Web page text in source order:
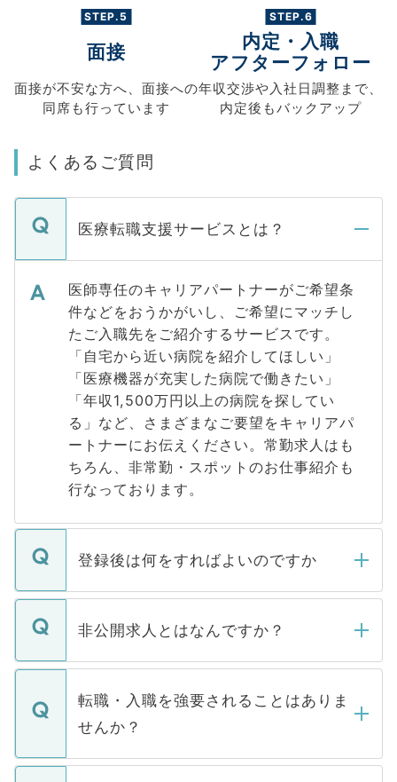
STEP.5
面接
面接が不安な方へ、 面接への
同席も行っています
STEP.6
内定・入職
アフターフォロー
年収交渉や 入社日調整まで、
内定後もバックアップ
よくあるご質問
医療転職支援サービスとは？
医師専任のキャリアパートナーがご希望条
件などをおうかがいし、ご希望にマッチし
たご入職先をご紹介するサービスです。
「自宅から近い病院を紹介してほしい」
「医療機器が充実した病院で働きたい」
「年収1,500万円以上の病院を探してい
る」など、さまざまなご要望をキャリアパ
ートナーにお伝えください。常勤求人はも
ちろん、非常勤・スポットのお仕事紹介も
行なっております。
登録後は何をすればよいのですか
ご登録いただきましたら、弊社担当者がご
登録内容を確認し、その後メールもしくは
ます。通常、5営業日以内にはご連絡をせて
いただきますので、しばらくお待ちくださ
い。
非公開求人とはなんですか？
マイナビDOCTORで取り扱っている求人の
うち約3割は、Webサイトからご覧いただ
けない「非公開求人」です。非公開求人は
下記の理由によって、一般には公開してい
ません。
転職・入職を強要されることはありま
せんか？
転職・入職を強要することは一切ありませ